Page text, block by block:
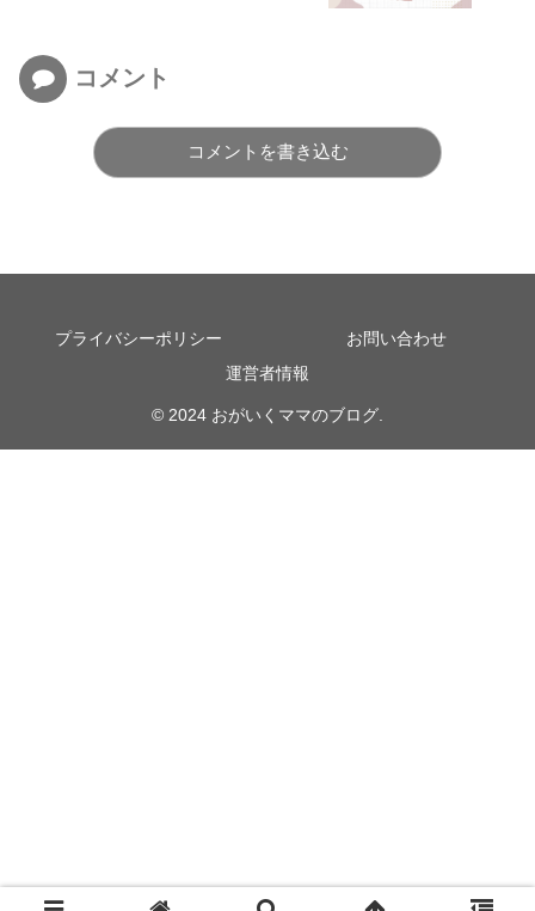
コメント
コメントを書き込む
プライバシーポリシー
お問い合わせ
運営者情報
© 2024 おがいくママのブログ.